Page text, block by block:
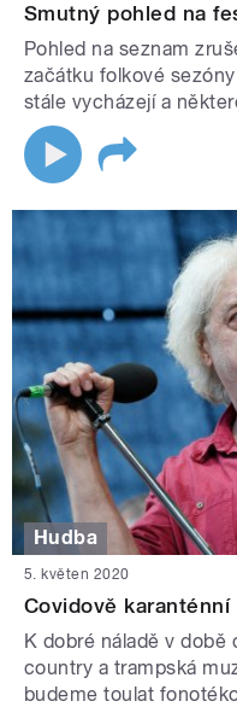
Smutný pohled na
Pohled na seznam
začátku folkové
stále vycházejí a
Hudba
5. květen 2020
Covidově
K dobré náladě v době
country a trampská
budeme toulat